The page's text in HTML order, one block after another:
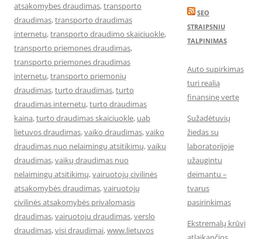
atsakomybes draudimas,transporto
draudimas,transporto draudimas
internetu,transporto draudimo skaiciuokle,
transporto priemones draudimas,
transporto priemones draudimas
internetu,transporto priemonių
draudimas,turto draudimas,turto
draudimas internetu,turto draudimas
kaina,turto draudimas skaiciuokle, uab
lietuvos draudimas,vaiko draudimas,vaiko
draudimas nuo nelaimingų atsitikimų,vaiku
draudimas,vaikų draudimas nuo
nelaimingų atsitikimų,vairuotojų civilinės
atsakomybės draudimas,vairuotojų
civilinės atsakomybės privalomasis
draudimas,vairuotoju draudimas,verslo
draudimas,visi draudimai,www.lietuvos
SEO
STRAIPSNIU
TALPINIMAS
Auto supirkimas
turi realią
finansinę vertę
Sužadėtuvių
žiedas su
laboratorijoje
užaugintu
deimantu –
tvarus
pasirinkimas
Ekstremalų krūvį